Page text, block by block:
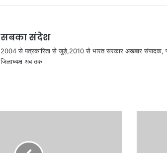
सबका संदेश
2004 से पत्रकारिता से जुड़े,2010 से भारत सरकार अखबार
जिलाध्यक्ष अब तक